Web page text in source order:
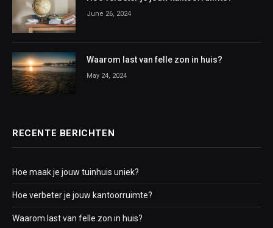
June 26, 2024
Waarom last van felle zon in huis?
May 24, 2024
RECENTE BERICHTEN
Hoe maak je jouw tuinhuis uniek?
Hoe verbeter je jouw kantoorruimte?
Waarom last van felle zon in huis?